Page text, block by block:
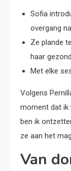
Sofia
overgang
Ze plande
haar
Met elke
Volgens
moment dat ik
ben ik
ze aan het
Van